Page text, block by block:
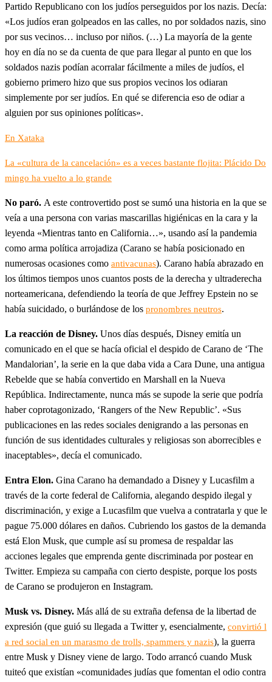
Partido Republicano con los judíos perseguidos por los nazis. Decía:
«Los judíos eran golpeados en las calles, no por soldados nazis, sino
por sus vecinos… incluso por niños. (…) La mayoría de la gente
hoy en día no se da cuenta de que para llegar al punto en que los
soldados nazis podían acorralar fácilmente a miles de judíos, el
gobierno primero hizo que sus propios vecinos los odiaran
simplemente por ser judíos. En qué se diferencia eso de odiar a
alguien por sus opiniones políticas».
En Xataka
La «cultura de la cancelación» es a veces bastante flojita: Plácido Do
mingo ha vuelto a lo grande
No paró. A este controvertido post se sumó una historia en la que se
veía a una persona con varias mascarillas higiénicas en la cara y la
leyenda «Mientras tanto en California…», usando así la pandemia
como arma política arrojadiza (Carano se había posicionado en
numerosas ocasiones como antivacunas). Carano había abrazado en
los últimos tiempos unos cuantos posts de la derecha y ultraderecha
norteamericana, defendiendo la teoría de que Jeffrey Epstein no se
había suicidado, o burlándose de los pronombres neutros.
La reacción de Disney. Unos días después, Disney emitía un
comunicado en el que se hacía oficial el despido de Carano de ‘The
Mandalorian’, la serie en la que daba vida a Cara Dune, una antigua
Rebelde que se había convertido en Marshall en la Nueva
República. Indirectamente, nunca más se supode la serie que podría
haber coprotagonizado, ‘Rangers of the New Republic’. «Sus
publicaciones en las redes sociales denigrando a las personas en
función de sus identidades culturales y religiosas son aborrecibles e
inaceptables», decía el comunicado.
Entra Elon. Gina Carano ha demandado a Disney y Lucasfilm a
través de la corte federal de California, alegando despido ilegal y
discriminación, y exige a Lucasfilm que vuelva a contratarla y que le
pague 75.000 dólares en daños. Cubriendo los gastos de la demanda
está Elon Musk, que cumple así su promesa de respaldar las
acciones legales que emprenda gente discriminada por postear en
Twitter. Empieza su campaña con cierto despiste, porque los posts
de Carano se produjeron en Instagram.
Musk vs. Disney. Más allá de su extraña defensa de la libertad de
expresión (que guió su llegada a Twitter y, esencialmente, convirtió l
a red social en un marasmo de trolls, spammers y nazis), la guerra
entre Musk y Disney viene de largo. Todo arrancó cuando Musk
tuiteó que existían «comunidades judías que fomentan el odio contra